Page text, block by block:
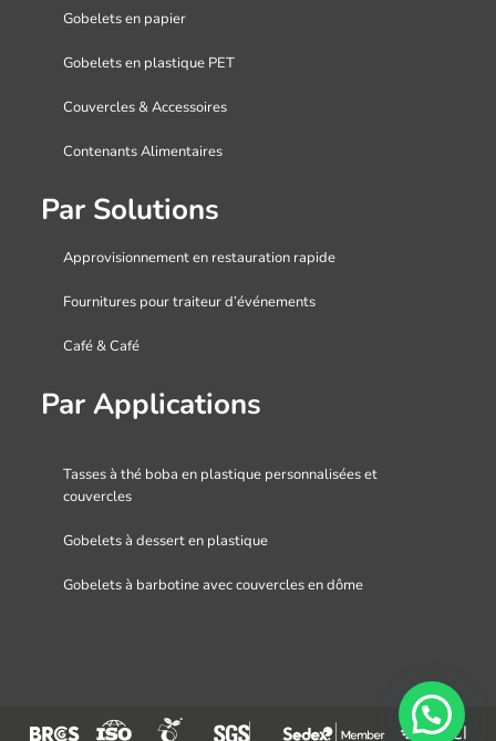
Gobelets en papier
Gobelets en plastique PET
Couvercles & Accessoires
Contenants Alimentaires
Par Solutions
Approvisionnement en restauration rapide
Fournitures pour traiteur d’événements
Café & Café
Par Applications
Tasses à thé boba en plastique personnalisées et
couvercles
Gobelets à dessert en plastique
Gobelets à barbotine avec couvercles en dôme